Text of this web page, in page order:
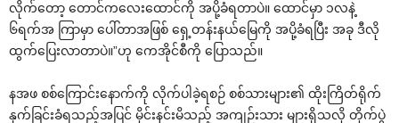
လိုက်‌တော့ ‌တောင်က‌လေး‌ထောင်ကို အပို့ခံရတာပဲ။ ‌ထောင်မှာ ၁လနဲ့
၆ရက်အ ကြာမှာ ‌ပေါ်တာအဖြစ် ‌ရှေ့တန်းနယ်‌မြေကို အပို့ခံရပြီး အခု ဒီလို
ထွက်‌ပြေးလာတာပဲ။”ဟု ‌ကေအိုင်စီကို ‌ပြောသည်။
နအဖ စစ်‌ကြောင်း‌နောက်ကို လိုက်ပါခဲ့ရစဉ် စစ်သားများ၏ ထိုးကြိတ်ရိုက်
နှက်ခြင်းခံရသည့်အပြင် မိုင်းနင်းမိသည့် အကျဉ်းသား များရှိသလို တိုက်ပွဲ